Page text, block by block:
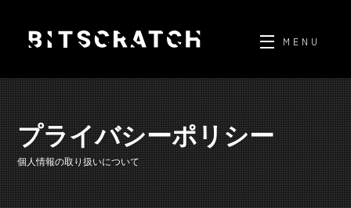
content
MENU
プライバシーポリシー
個人情報の取り扱いについて